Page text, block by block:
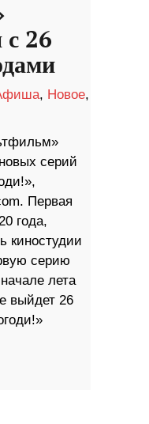
с 26
, Новое,
серий
Первая
года,
киностудии
серию
лета
выйдет 26